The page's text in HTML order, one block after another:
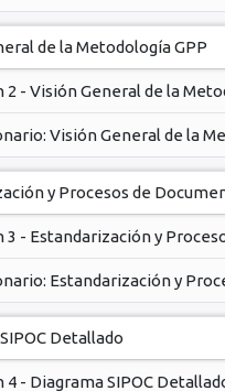
de la Metodología GPP
2 - Visión General de la
Visión General de la
y Procesos de
3 - Estandarización y
Estandarización y
Detallado
4 - Diagrama SIPOC